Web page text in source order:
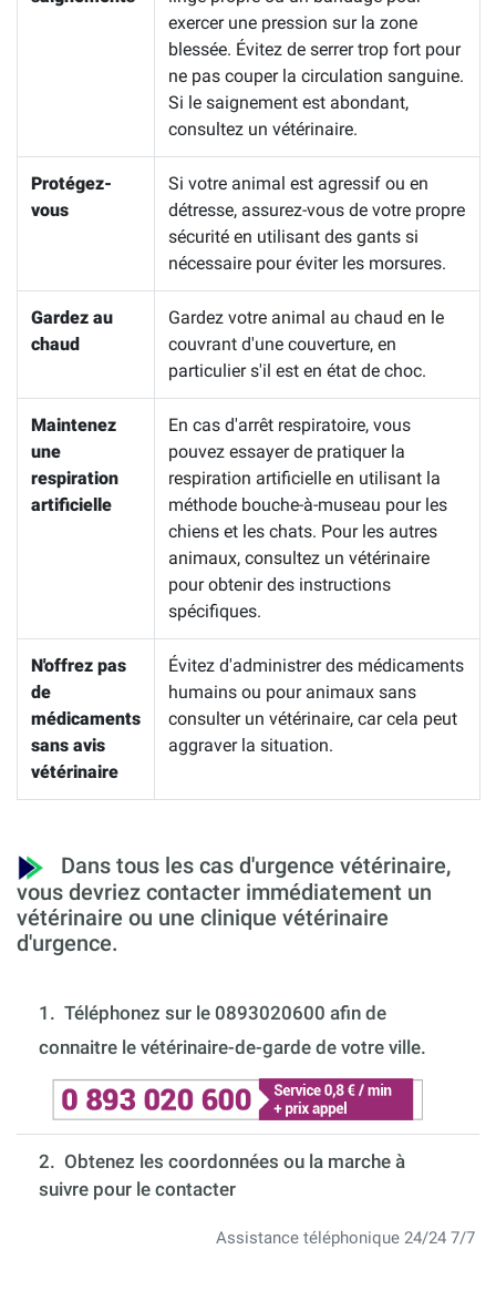
exercer une pression sur la zone
blessée. Évitez de serrer trop fort pour
ne pas couper la circulation sanguine.
Si le saignement est abondant,
consultez un vétérinaire.
Protégez-
vous
Si votre animal est agressif ou en
détresse, assurez-vous de votre propre
sécurité en utilisant des gants si
nécessaire pour éviter les morsures.
Gardez au
chaud
Gardez votre animal au chaud en le
couvrant d'une couverture, en
particulier s'il est en état de choc.
Maintenez
une
respiration
artificielle
En cas d'arrêt respiratoire, vous
pouvez essayer de pratiquer la
respiration artificielle en utilisant la
méthode bouche-à-museau pour les
chiens et les chats. Pour les autres
animaux, consultez un vétérinaire
pour obtenir des instructions
spécifiques.
N'offrez pas
de
médicaments
sans avis
vétérinaire
Évitez d'administrer des médicaments
humains ou pour animaux sans
consulter un vétérinaire, car cela peut
aggraver la situation.
Dans tous les cas d'urgence vétérinaire,
vous devriez contacter immédiatement un
vétérinaire ou une clinique vétérinaire
d'urgence.
1. Téléphonez sur le 0893020600 afin de
connaitre le vétérinaire-de-garde de votre ville.
2. Obtenez les coordonnées ou la marche à
suivre pour le contacter
Assistance téléphonique 24/24 7/7